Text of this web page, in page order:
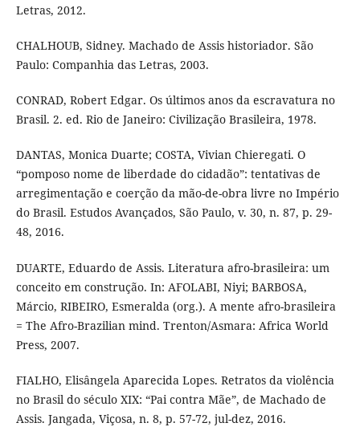
Letras, 2012.
CHALHOUB, Sidney. Machado de Assis historiador. São
Paulo: Companhia das Letras, 2003.
CONRAD, Robert Edgar. Os últimos anos da escravatura no
Brasil. 2. ed. Rio de Janeiro: Civilização Brasileira, 1978.
DANTAS, Monica Duarte; COSTA, Vivian Chieregati. O
“pomposo nome de liberdade do cidadão”: tentativas de
arregimentação e coerção da mão-de-obra livre no Império
do Brasil. Estudos Avançados, São Paulo, v. 30, n. 87, p. 29-
48, 2016.
DUARTE, Eduardo de Assis. Literatura afro-brasileira: um
conceito em construção. In: AFOLABI, Niyi; BARBOSA,
Márcio, RIBEIRO, Esmeralda (org.). A mente afro-brasileira
= The Afro-Brazilian mind. Trenton/Asmara: Africa World
Press, 2007.
FIALHO, Elisângela Aparecida Lopes. Retratos da violência
no Brasil do século XIX: “Pai contra Mãe”, de Machado de
Assis. Jangada, Viçosa, n. 8, p. 57-72, jul-dez, 2016.